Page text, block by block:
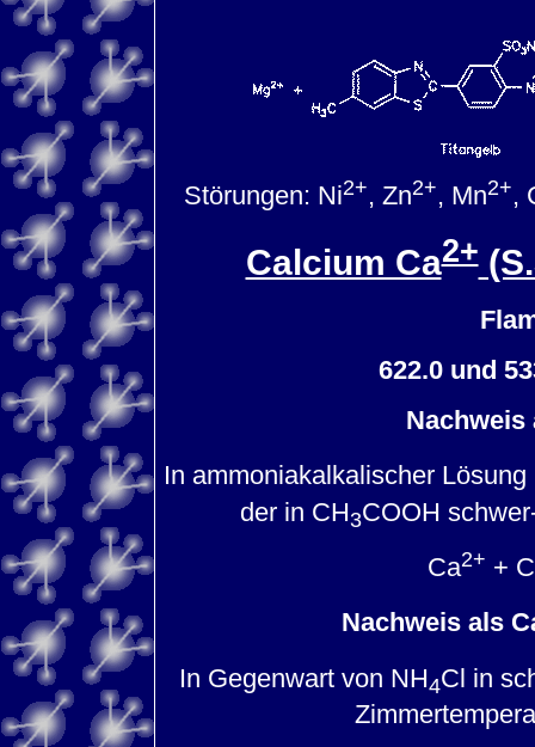
Störungen: Ni2+, Zn2+, Mn2+,
Calcium Ca2+
622.0 und
Nachweis
In ammoniakalkalischer Lösung
der in CH3COOH
Ca2+ + C
Nachweis als
In Gegenwart von NH4Cl in